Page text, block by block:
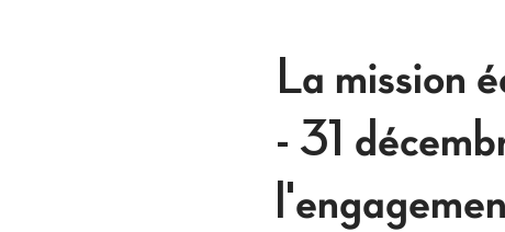
La mission
- 31